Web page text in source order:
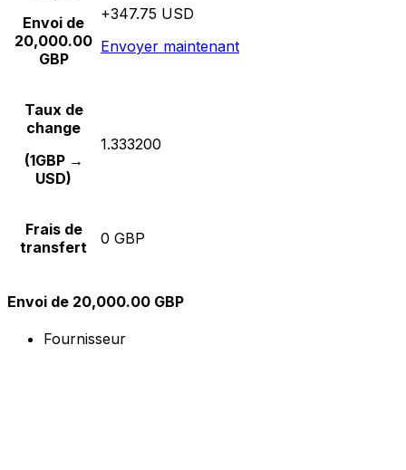
Envoi de
20,000.00
GBP
+347.75 USD
Envoyer maintenant
Taux de
change
(1GBP →
USD)
1.333200
Frais de
transfert
0 GBP
Envoi de 20,000.00 GBP
Fournisseur